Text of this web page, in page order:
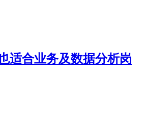
适合业务及数据分析岗